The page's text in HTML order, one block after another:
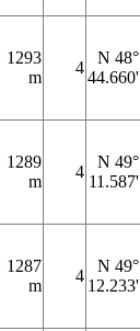
1293
m
4
N 48°
44.660'
1289
m
4
N 49°
11.587'
1287
m
4
N 49°
12.233'